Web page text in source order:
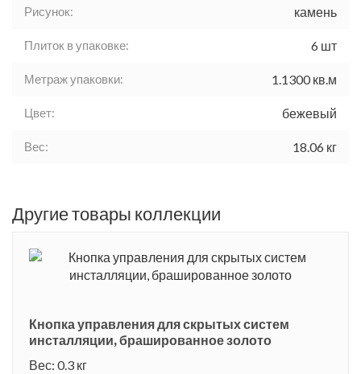
Рисунок: камень
Плиток в упаковке: 6 шт
Метраж упаковки: 1.1300 кв.м
Цвет: бежевый
Вес: 18.06 кг
Другие товары коллекции
Кнопка управления для скрытых систем
инсталляции, брашированное золото
Вес: 0.3 кг